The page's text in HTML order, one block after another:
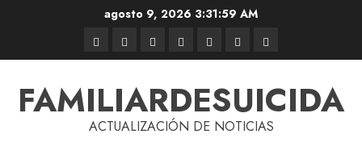
agosto 9, 2026 3:31:59 AM
FAMILIARDESUICIDA
ACTUALIZACIÓN DE NOTICIAS